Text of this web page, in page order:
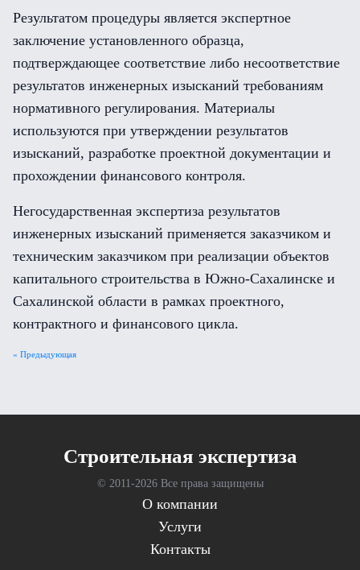
Результатом процедуры является экспертное
заключение установленного образца,
подтверждающее соответствие либо несоответствие
результатов инженерных изысканий требованиям
нормативного регулирования. Материалы
используются при утверждении результатов
изысканий, разработке проектной документации и
прохождении финансового контроля.
Негосударственная экспертиза результатов
инженерных изысканий применяется заказчиком и
техническим заказчиком при реализации объектов
капитального строительства в Южно-Сахалинске и
Сахалинской области в рамках проектного,
контрактного и финансового цикла.
« Предыдующая
Cтроительная экспертиза
© 2011-2026 Все права защищены
О компании
Услуги
Контакты